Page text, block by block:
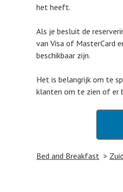
het heeft.
Als je besluit de
van Visa of MasterCard
beschikbaar zijn.
Het is belangrijk om te
klanten om te zien of er
Bed and Breakfast